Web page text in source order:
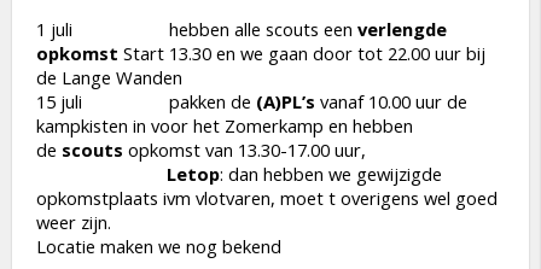
1 juli hebben alle scouts een verlengde
opkomst Start 13.30 en we gaan door tot 22.00 uur bij
de Lange Wanden
15 juli pakken de (A)PL’s vanaf 10.00 uur de
kampkisten in voor het Zomerkamp en hebben
de scouts opkomst van 13.30-17.00 uur,
Letop: dan hebben we gewijzigde
opkomstplaats ivm vlotvaren, moet t overigens wel goed
weer zijn.
Locatie maken we nog bekend